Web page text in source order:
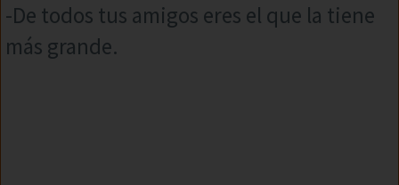
-De todos tus amigos eres el que la tiene
más grande.